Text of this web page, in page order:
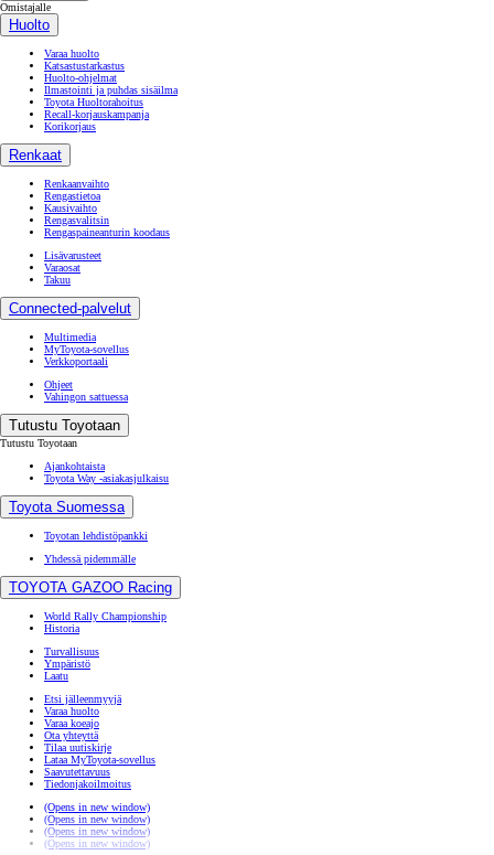
Omistajalle
Huolto
Varaa huolto
Katsastustarkastus
Huolto-ohjelmat
Ilmastointi ja puhdas sisäilma
Toyota Huoltorahoitus
Recall-korjauskampanja
Korikorjaus
Renkaat
Renkaanvaihto
Rengastietoa
Kausivaihto
Rengasvalitsin
Rengaspaineanturin koodaus
Lisävarusteet
Varaosat
Takuu
Connected-palvelut
Multimedia
MyToyota-sovellus
Verkkoportaali
Ohjeet
Vahingon sattuessa
Tutustu Toyotaan
Tutustu Toyotaan
Ajankohtaista
Toyota Way -asiakasjulkaisu
Toyota Suomessa
Toyotan lehdistöpankki
Yhdessä pidemmälle
TOYOTA GAZOO Racing
World Rally Championship
Historia
Turvallisuus
Ympäristö
Laatu
Etsi jälleenmyyjä
Varaa huolto
Varaa koeajo
Ota yhteyttä
Tilaa uutiskirje
Lataa MyToyota-sovellus
Saavutettavuus
Tiedonjakoilmoitus
(Opens in new window)
(Opens in new window)
(Opens in new window)
(Opens in new window)